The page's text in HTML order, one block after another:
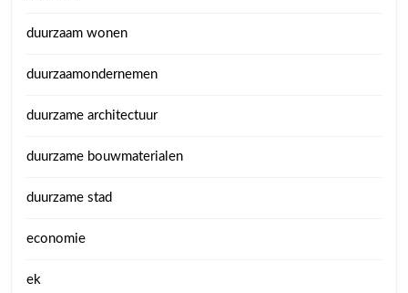
duurzaam wonen
duurzaamondernemen
duurzame architectuur
duurzame bouwmaterialen
duurzame stad
economie
ek